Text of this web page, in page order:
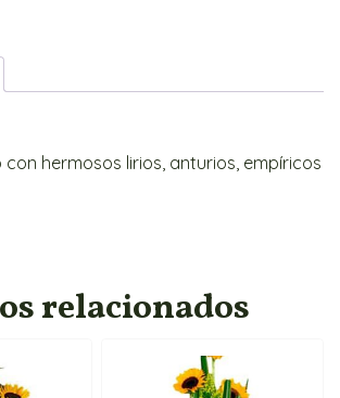
hermosos lirios, anturios, empíricos
relacionados